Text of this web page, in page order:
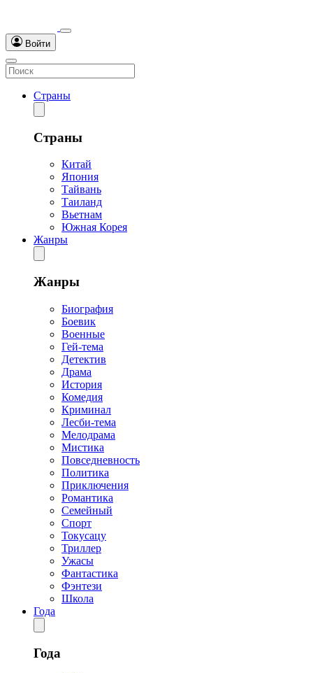
Войти
Страны
Страны
Китай
Япония
Тайвань
Таиланд
Вьетнам
Южная Корея
Жанры
Жанры
Биография
Боевик
Военные
Гей-тема
Детектив
Драма
История
Комедия
Криминал
Лесби-тема
Мелодрама
Мистика
Повседневность
Политика
Приключения
Романтика
Семейный
Спорт
Токусацу
Триллер
Ужасы
Фантастика
Фэнтези
Школа
Года
Года